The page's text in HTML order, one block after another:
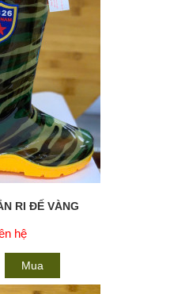
RI ĐẾ VÀNG
hệ
Mua